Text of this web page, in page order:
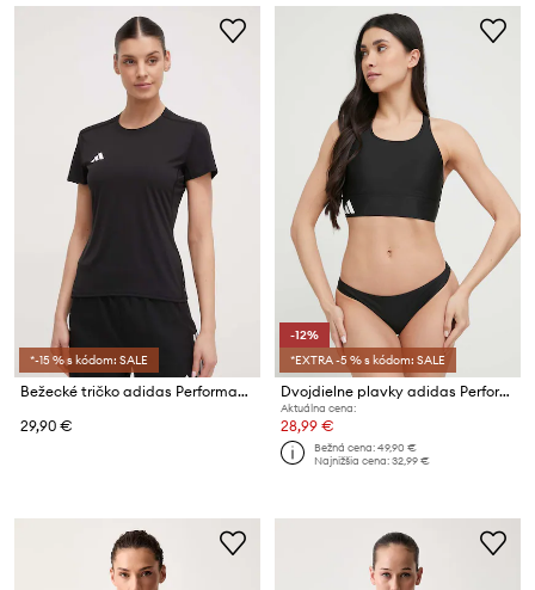
*-15 % s kódom: SALE
Bežecké tričko adidas Performance Adizero
29,90 €
-12%
*EXTRA -5 % s kódom: SALE
Dvojdielne plavky adidas Performance
Aktuálna cena:
28,99 €
Bežná cena:49,90 €
Najnižšia cena:32,99 €